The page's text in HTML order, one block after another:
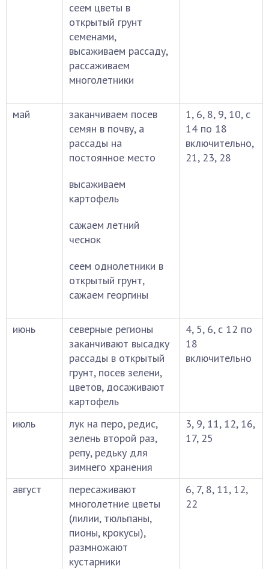
сеем цветы в
открытый грунт
семенами,
высаживаем рассаду,
рассаживаем
многолетники
май
заканчиваем посев
семян в почву, а
рассады на
постоянное место
высаживаем
картофель
сажаем летний
чеснок
сеем однолетники в
открытый грунт,
сажаем георгины
1, 6, 8, 9, 10, с
14 по 18
включительно,
21, 23, 28
июнь
северные регионы
заканчивают высадку
рассады в открытый
грунт, посев зелени,
цветов, досаживают
картофель
4, 5, 6, с 12 по
18
включительно
июль
лук на перо, редис,
зелень второй раз,
репу, редьку для
зимнего хранения
3, 9, 11, 12, 16,
17, 25
август
пересаживают
многолетние цветы
(лилии, тюльпаны,
пионы, крокусы),
размножают
кустарники
6, 7, 8, 11, 12,
22